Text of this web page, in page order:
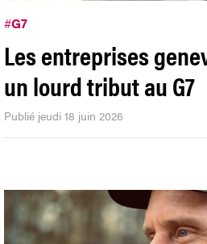
#G7
Les entreprises
un lourd tribut au G7
Publié jeudi 18 juin 2026